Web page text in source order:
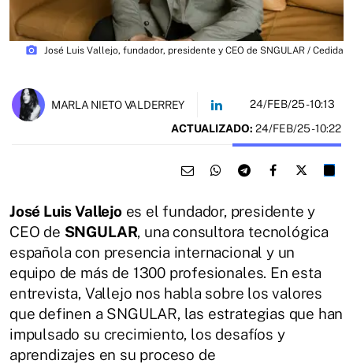
photo_camera José Luis Vallejo, fundador, presidente y CEO de SNGULAR / Cedida
MARLA NIETO VALDERREY 24/FEB/25- 10:13
ACTUALIZADO: 24/FEB/25 - 10:22
José Luis Vallejoes el fundador, presidente y
CEO de SNGULAR, una consultora tecnológica
española con presencia internacional y un
equipo de más de 1300 profesionales. En esta
entrevista, Vallejo nos habla sobre los valores
que definen a SNGULAR, las estrategias que han
impulsado su crecimiento, los desafíos y
aprendizajes en su proceso de